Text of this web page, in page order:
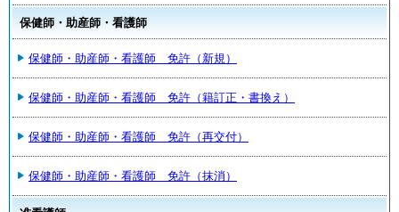
保健師・助産師・看護師
保健師・助産師・看護師 免許（新規）
保健師・助産師・看護師 免許（籍訂正・書換え）
保健師・助産師・看護師 免許（再交付）
保健師・助産師・看護師 免許（抹消）